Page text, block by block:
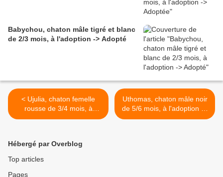
Babychou, chaton mâle tigré et blanc
de 2/3 mois, à l'adoption -> Adopté
< Ujulia, chaton femelle
rousse de 3/4 mois, à
l'adoption -> adoptée
Uthomas, chaton mâle noir
de 5/6 mois, à l'adoption ->
adopté >
Hébergé par Overblog
Top articles
Pages